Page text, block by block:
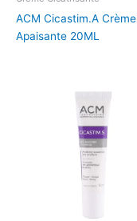
ACM Cicastim.A Crème
Apaisante 20ML